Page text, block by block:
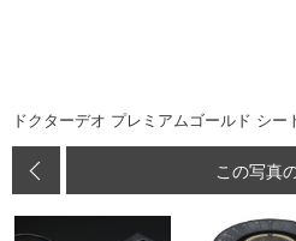
ドクターデオ プレミアムゴールド シー
この写真